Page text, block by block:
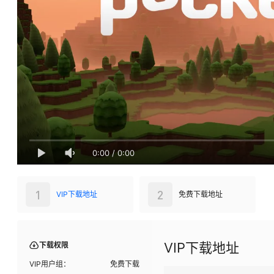
0:00 / 0:00
VIP下载地址
1 免费下载地址
2
下载权限
VIP用户组： 免费下载
VIP下载地址